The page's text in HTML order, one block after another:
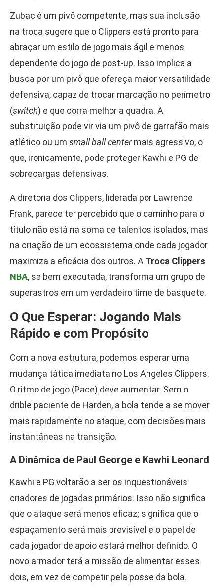
Zubac é um pivô competente, mas sua inclusão
na troca sugere que o Clippers está pronto para
abraçar um estilo de jogo mais ágil e menos
dependente do jogo de post-up. Isso implica a
busca por um pivô que ofereça maior versatilidade
defensiva, capaz de trocar marcação no perímetro
(switch) e que corra melhor a quadra. A
substituição pode vir via um pivô de garrafão mais
atlético ou um small ball centermais agressivo, o
que, ironicamente, pode proteger Kawhi e PG de
sobrecargas defensivas.
A diretoria dos Clippers, liderada por Lawrence
Frank, parece ter percebido que o caminho para o
título não está na soma de talentos isolados, mas
na criação de um ecossistema onde cada jogador
maximiza a eficácia dos outros. A Troca Clippers
NBA, se bem executada, transforma um grupo de
superastros em um verdadeiro time de basquete.
O Que Esperar: Jogando Mais
Rápido e com Propósito
Com a nova estrutura, podemos esperar uma
mudança tática imediata no Los Angeles Clippers.
O ritmo de jogo (Pace) deve aumentar. Sem o
drible paciente de Harden, a bola tende a se mover
mais rapidamente no ataque, com decisões mais
instantâneas na transição.
A Dinâmica de Paul George e Kawhi Leonard
Kawhi e PG voltarão a ser os inquestionáveis
criadores de jogadas primários. Isso não significa
que o ataque será menos eficaz; significa que o
espaçamento será mais previsível e o papel de
cada jogador de apoio estará melhor definido. O
novo armador terá a missão de alimentar esses
dois, em vez de competir pela posse da bola.